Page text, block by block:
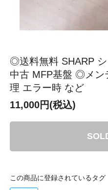
◎送料無料 SHARP
中古 MFP基盤 ◎メン
理 エラー時 など
11,000円(税込)
この商品に登録されているタグ